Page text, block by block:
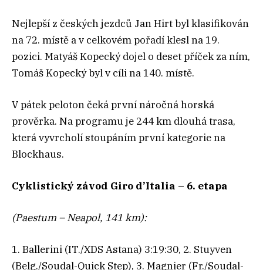
Nejlepší z českých jezdců Jan Hirt byl klasifikován
na 72. místě a v celkovém pořadí klesl na 19.
pozici. Matyáš Kopecký dojel o deset příček za ním,
Tomáš Kopecký byl v cíli na 140. místě.
V pátek peloton čeká první náročná horská
prověrka. Na programu je 244 km dlouhá trasa,
která vyvrcholí stoupáním první kategorie na
Blockhaus.
Cyklistický závod Giro d’Italia – 6. etapa
(Paestum – Neapol, 141 km):
1. Ballerini (IT./XDS Astana) 3:19:30, 2. Stuyven
(Belg./Soudal-Quick Step), 3. Magnier (Fr./Soudal-